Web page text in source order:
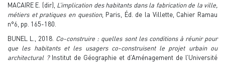
MACAIRE E. (dir), L’implication des habitants dans la fabrication de la ville,
métiers et pratiques en question, Paris, Éd. de la Villette, Cahier Ramau
n°6, pp. 165-180.
BUNEL L., 2018. Co-construire : quelles sont les conditions à réunir pour
que les habitants et les usagers co-construisent le projet urbain ou
architectural ?Institut de Géographie et d’Aménagement de l’Université